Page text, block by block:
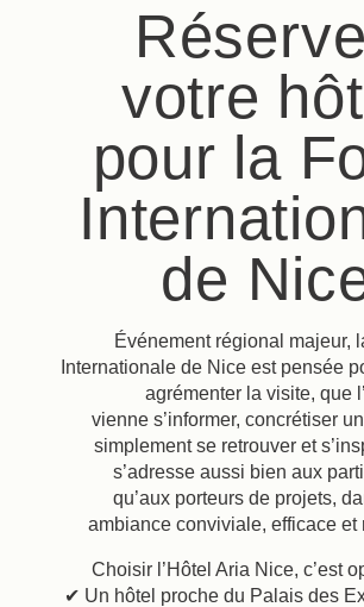
votre
pour la
de
Événement régional majeur,
Internationale de Nice est pensée
agrémenter la visite, que
vienne s’informer, concrétiser
simplement se retrouver et
s’adresse aussi bien aux
qu’aux porteurs de projets,
ambiance conviviale, efficace et
Choisir l’Hôtel Aria Nice, c’est
✔ Un hôtel proche du Palais des